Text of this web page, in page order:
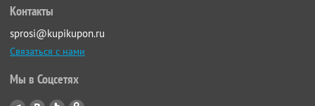
Контакты
sprosi@kupikupon.ru
Связаться с нами
Мы в Соцсетях